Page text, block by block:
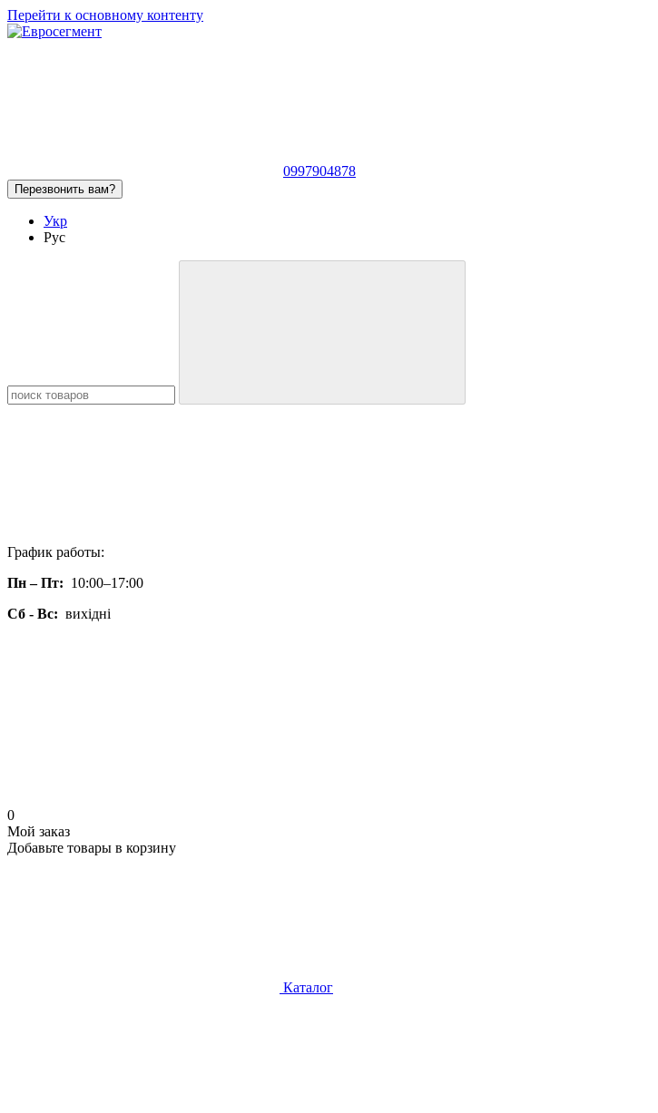
Перейти к основному контенту
0997904878
Перезвонить вам?
Укр
Рус
График работы:
Пн – Пт: 10:00–17:00
Сб - Вс: вихідні
0
Мой заказ
Добавьте товары в корзину
Каталог